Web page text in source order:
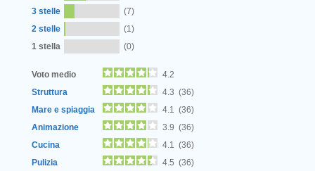
3 stelle
(7)
2 stelle
(1)
1 stella
(0)
Voto medio
4.2
Struttura
4.3 (36)
Mare e spiaggia
4.1 (36)
Animazione
3.9 (36)
Cucina
4.1 (36)
Pulizia
4.5 (36)